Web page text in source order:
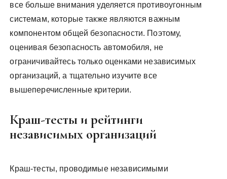
все больше внимания уделяется противоугонным
системам, которые также являются важным
компонентом общей безопасности. Поэтому,
оценивая безопасность автомобиля, не
ограничивайтесь только оценками независимых
организаций, а тщательно изучите все
вышеперечисленные критерии.
Краш-тесты и рейтинги
независимых организаций
Краш-тесты, проводимые независимыми